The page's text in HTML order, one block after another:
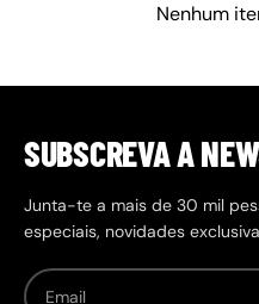
Nenhum
SUBSCREVA A
Junta-te a mais de 30 mil
especiais, novidades